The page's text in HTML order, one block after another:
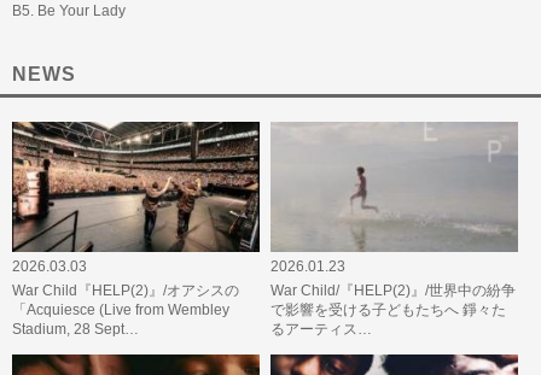
B5. Be Your Lady
NEWS
2026.03.03
War Child『HELP(2)』/オアシスの
「Acquiesce (Live from Wembley
Stadium, 28 Sept…
2026.01.23
War Child/『HELP(2)』/世界中の紛争
で影響を受ける子どもたちへ 錚々た
るアーティス…